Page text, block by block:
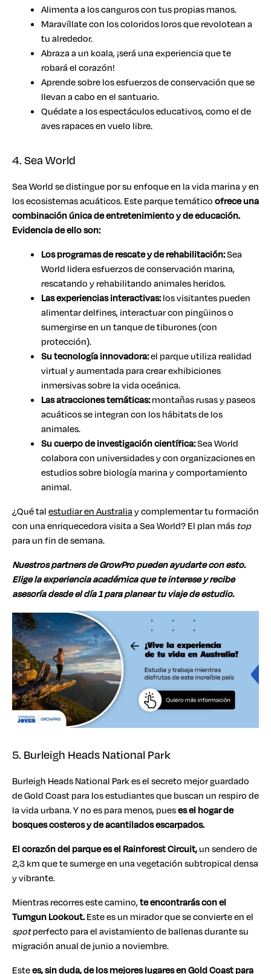
Alimenta a los canguros con tus propias manos.
Maravíllate con los coloridos loros que revolotean a
tu alrededor.
Abraza a un koala, ¡será una experiencia que te
robará el corazón!
Aprende sobre los esfuerzos de conservación que se
llevan a cabo en el santuario.
Quédate a los espectáculos educativos, como el de
aves rapaces en vuelo libre.
4. Sea World
Sea World se distingue por su enfoque en la vida marina y en
los ecosistemas acuáticos. Este parque temáticoofrece una
combinación única de entretenimiento y de educación.
Evidencia de ello son:
Los programas de rescate y de rehabilitación:Sea
World lidera esfuerzos de conservación marina,
rescatando y rehabilitando animales heridos.
Las experiencias interactivas:los visitantes pueden
alimentar delfines, interactuar con pingüinos o
sumergirse en un tanque de tiburones (con
protección).
Su tecnología innovadora:el parque utiliza realidad
virtual y aumentada para crear exhibiciones
inmersivas sobre la vida oceánica.
Las atracciones temáticas:montañas rusas y paseos
acuáticos se integran con los hábitats de los
animales.
Su cuerpo de investigación científica:Sea World
colabora con universidades y con organizaciones en
estudios sobre biología marina y comportamiento
animal.
¿Qué talestudiar en Australiay complementar tu formación
con una enriquecedora visita a Sea World? El plan más top
para un fin de semana.
Nuestros partners de GrowPro pueden ayudarte con esto.
Elige la experiencia académica que te interese y recibe
asesoría desde el día 1 para planear tu viaje de estudio.
5. Burleigh Heads National Park
Burleigh Heads National Park es el secreto mejor guardado
de Gold Coast para los estudiantes que buscan un respiro de
la vida urbana. Y no es para menos, pueses el hogar de
bosques costeros y de acantilados escarpados.
El corazón del parque es el Rainforest Circuit,un sendero de
2,3 km que te sumerge en una vegetación subtropical densa
y vibrante.
Mientras recorres este camino,te encontrarás con el
Tumgun Lookout.Este es un mirador que se convierte en el
spotperfecto para el avistamiento de ballenas durante su
migración anual de junio a noviembre.
Estees, sin duda, de los mejores lugares en Gold Coast para